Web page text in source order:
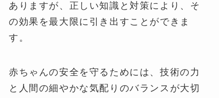
ありますが、正しい知識と対策により、そ
の効果を最大限に引き出すことができま
す。
赤ちゃんの安全を守るためには、技術の力
と人間の細やかな気配りのバランスが大切